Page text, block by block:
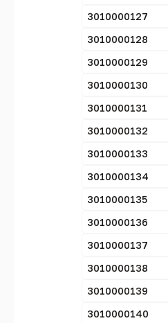
3010000127
3010000128
3010000129
3010000130
3010000131
3010000132
3010000133
3010000134
3010000135
3010000136
3010000137
3010000138
3010000139
3010000140